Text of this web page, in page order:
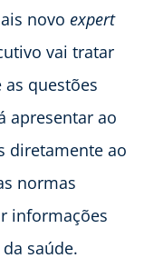
novo expert
vai tratar
questões
apresentar ao
diretamente ao
normas
informações
saúde.